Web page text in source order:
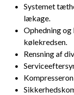
Systemet
lækage.
Ophedning og
kølekredsen.
Rensning af